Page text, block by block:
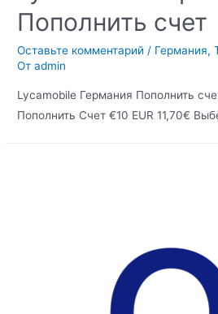
Пополнить счет
Оставьте комментарий / Германия,
От admin
Lycamobile Германия Пополнить
Пополнить Счет €10 EUR 11,70€